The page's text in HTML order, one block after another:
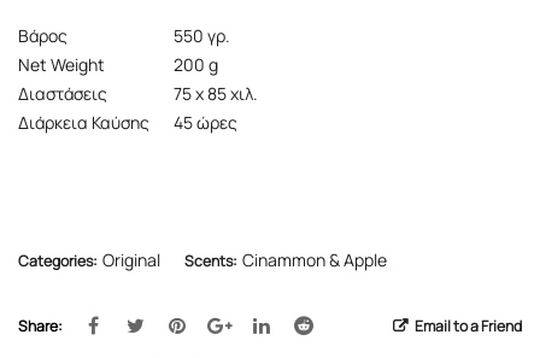
Βάρος
550 γρ.
Net Weight
200 g
Διαστάσεις
75 x 85 χιλ.
Διάρκεια Καύσης
45 ώρες
Categories: Original Scents: Cinammon & Apple
Share: Email to a Friend